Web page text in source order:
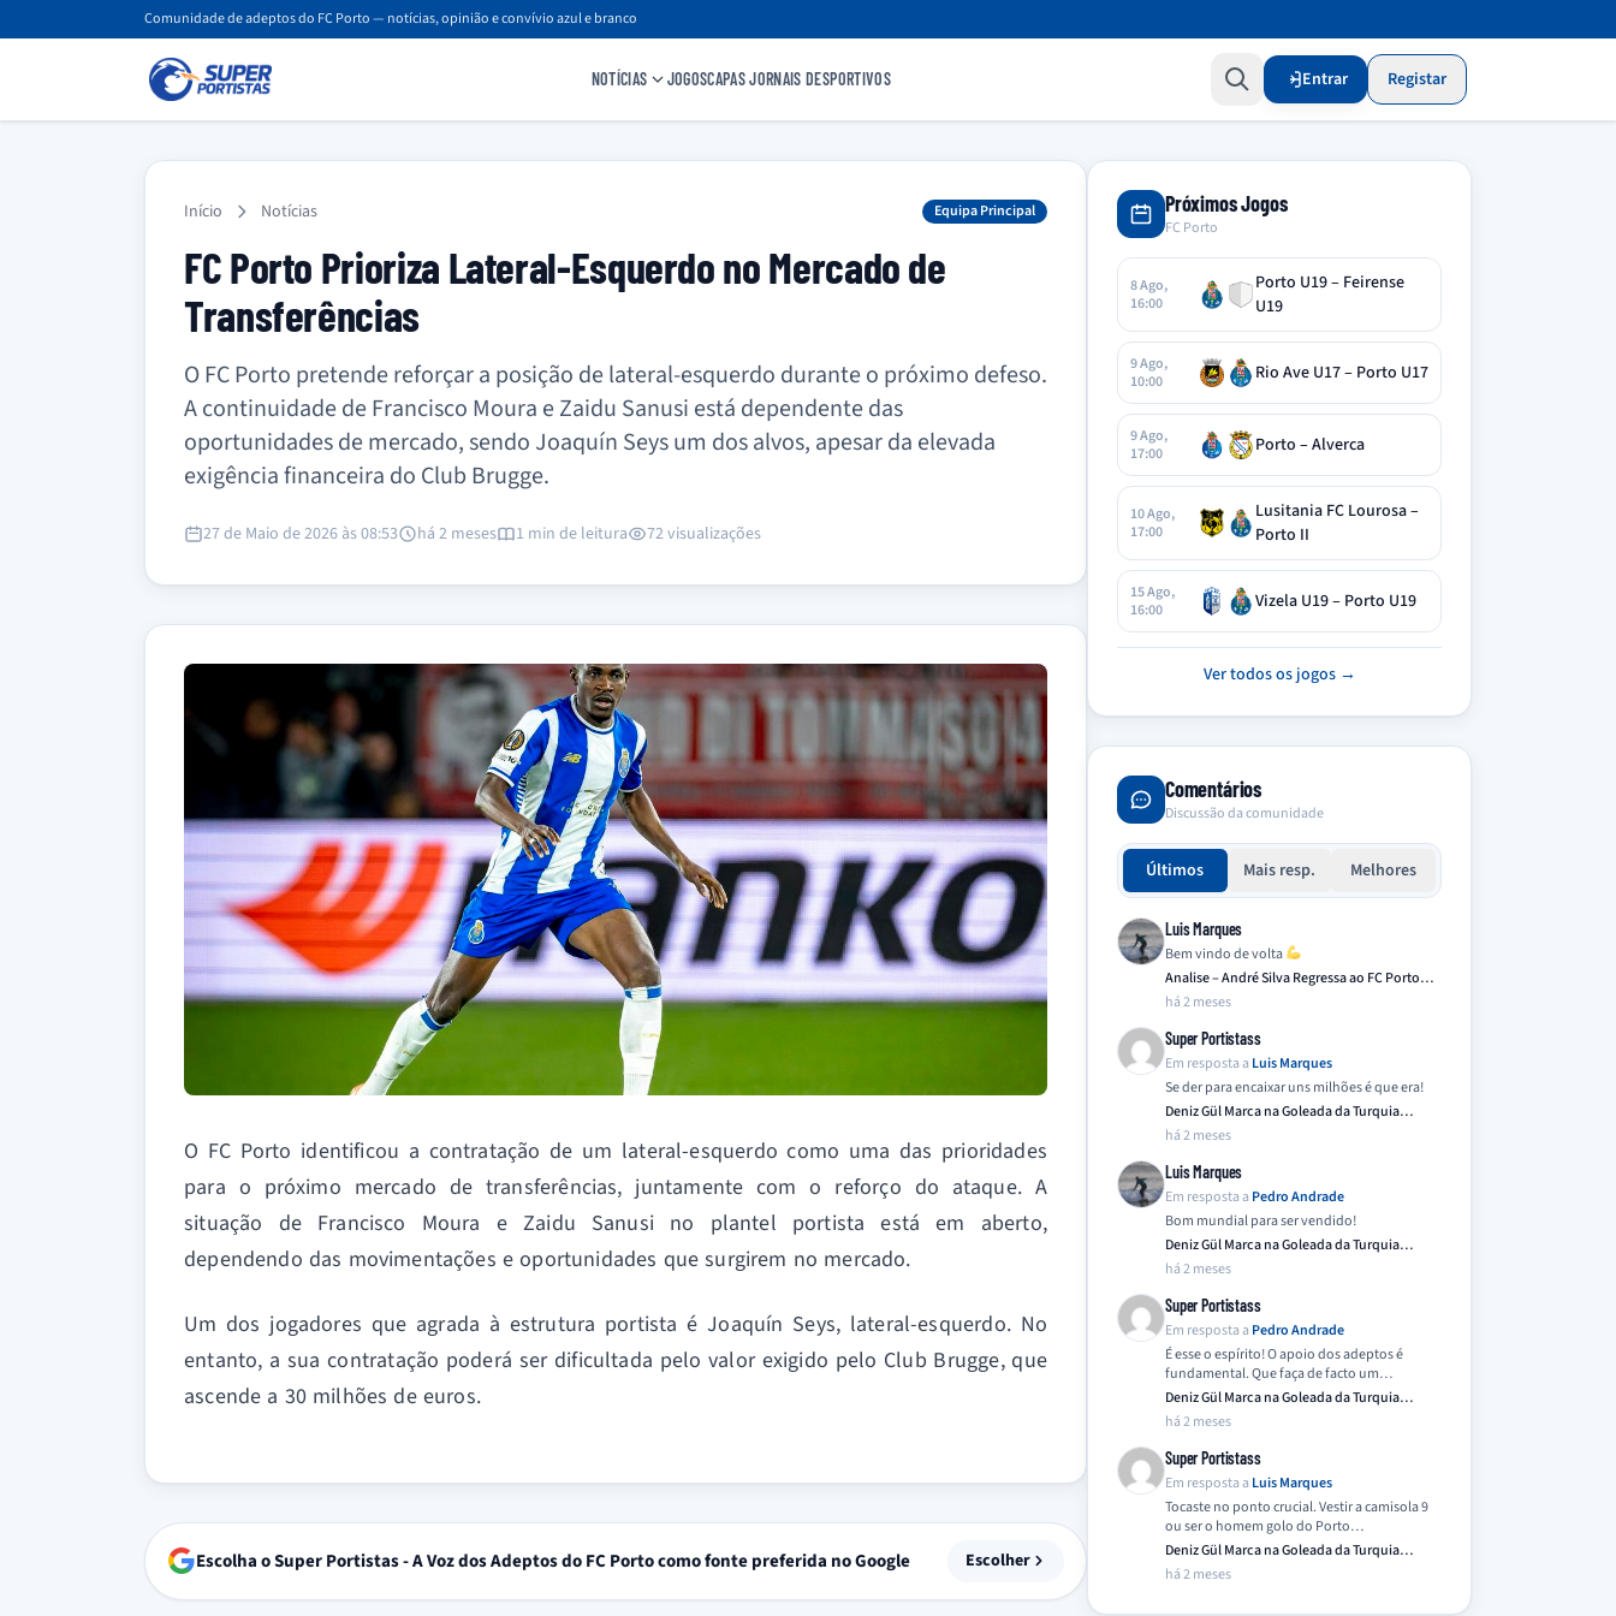
Comunidade de adeptos do FC Porto — notícias, opinião e convívio azul e branco
NOTÍCIAS JOGOSCAPAS JORNAIS DESPORTIVOS Entrar Registar
Início Notícias Equipa Principal
FC Porto Prioriza Lateral-Esquerdo no Mercado de
Transferências
O FC Porto pretende reforçar a posição de lateral-esquerdo durante o próximo defeso.
A continuidade de Francisco Moura e Zaidu Sanusi está dependente das
oportunidades de mercado, sendo Joaquín Seys um dos alvos, apesar da elevada
exigência financeira do Club Brugge.
27 de Maio de 2026 às 08:53 há 2 meses 1 min de leitura 72 visualizações
O FC Porto identificou a contratação de um lateral-esquerdo como uma das prioridades
para o próximo mercado de transferências, juntamente com o reforço do ataque. A
situação de Francisco Moura e Zaidu Sanusi no plantel portista está em aberto,
dependendo das movimentações e oportunidades que surgirem no mercado.
Um dos jogadores que agrada à estrutura portista é Joaquín Seys, lateral-esquerdo. No
entanto, a sua contratação poderá ser dificultada pelo valor exigido pelo Club Brugge, que
ascende a 30 milhões de euros.
Escolha o Super Portistas - A Voz dos Adeptos do FC Porto como fonte preferida no Google Escolher
Próximos Jogos
FC Porto
8 Ago,
16:00
Porto U19 – Feirense
U19
9 Ago,
10:00
Rio Ave U17 – Porto U17
9 Ago,
17:00
Porto – Alverca
10 Ago,
17:00
Lusitania FC Lourosa –
Porto II
15 Ago,
16:00
Vizela U19 – Porto U19
Ver todos os jogos →
Comentários
Discussão da comunidade
Últimos Mais resp. Melhores
Luis Marques
Bem vindo de volta
Analise – André Silva Regressa ao FC Porto…
há 2 meses
Super Portistass
Em resposta a Luis Marques
Se der para encaixar uns milhões é que era!
Deniz Gül Marca na Goleada da Turquia
Frente…
há 2 meses
Luis Marques
Em resposta a Pedro Andrade
Bom mundial para ser vendido!
Deniz Gül Marca na Goleada da Turquia
Frente…
há 2 meses
Super Portistass
Em resposta a Pedro Andrade
É esse o espírito! O apoio dos adeptos é
fundamental. Que faça de facto um…
Deniz Gül Marca na Goleada da Turquia
Frente…
há 2 meses
Super Portistass
Em resposta a Luis Marques
Tocaste no ponto crucial. Vestir a camisola 9
ou ser o homem golo do Porto…
Deniz Gül Marca na Goleada da Turquia
Frente…
há 2 meses